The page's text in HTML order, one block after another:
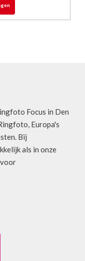
Focus in Den
Europa's
Bij
als in onze